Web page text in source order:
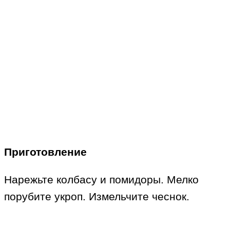
Приготовление
Нарежьте колбасу и помидоры. Мелко
порубите укроп. Измельчите чеснок.